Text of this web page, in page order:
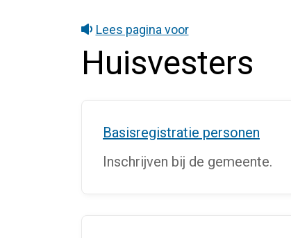
Lees pagina voor
Huisvesters
Basisregistratie personen
Inschrijven bij de gemeente.